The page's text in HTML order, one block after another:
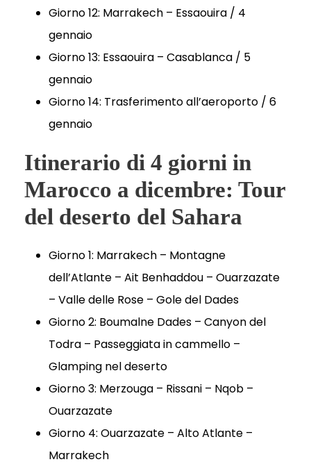
Giorno 12: Marrakech – Essaouira / 4
gennaio
Giorno 13: Essaouira – Casablanca / 5
gennaio
Giorno 14: Trasferimento all’aeroporto / 6
gennaio
Itinerario di 4 giorni in
Marocco a dicembre: Tour
del deserto del Sahara
Giorno 1: Marrakech – Montagne
dell’Atlante – Ait Benhaddou – Ouarzazate
– Valle delle Rose – Gole del Dades
Giorno 2: Boumalne Dades – Canyon del
Todra – Passeggiata in cammello –
Glamping nel deserto
Giorno 3: Merzouga – Rissani – Nqob –
Ouarzazate
Giorno 4: Ouarzazate – Alto Atlante –
Marrakech